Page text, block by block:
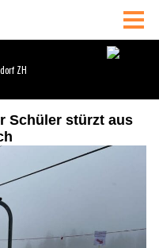
Schüler stürzt aus